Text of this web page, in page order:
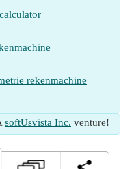
rekenmachine
softUsvista Inc. venture!